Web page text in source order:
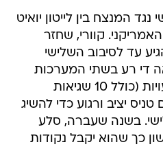
המנצח בין לייטון יואיט
קוורי, שחזר
עד לסיבוב השלישי
די רע בשתי המערכות
האחרונות, ביצע המון טעויות (כולל 10 שגיאות
יציב ורגוע כדי להשיג
בשנה שעברה, סלע
כך שהוא יקבל נקודות